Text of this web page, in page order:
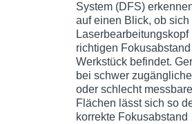
System (DFS)
auf einen Blick, ob sich
Laserbearbeitungskopf
richtigen
Werkstück befindet.
bei schwer
oder schlecht
Flächen lässt sich so
korrekte Fokusabstand